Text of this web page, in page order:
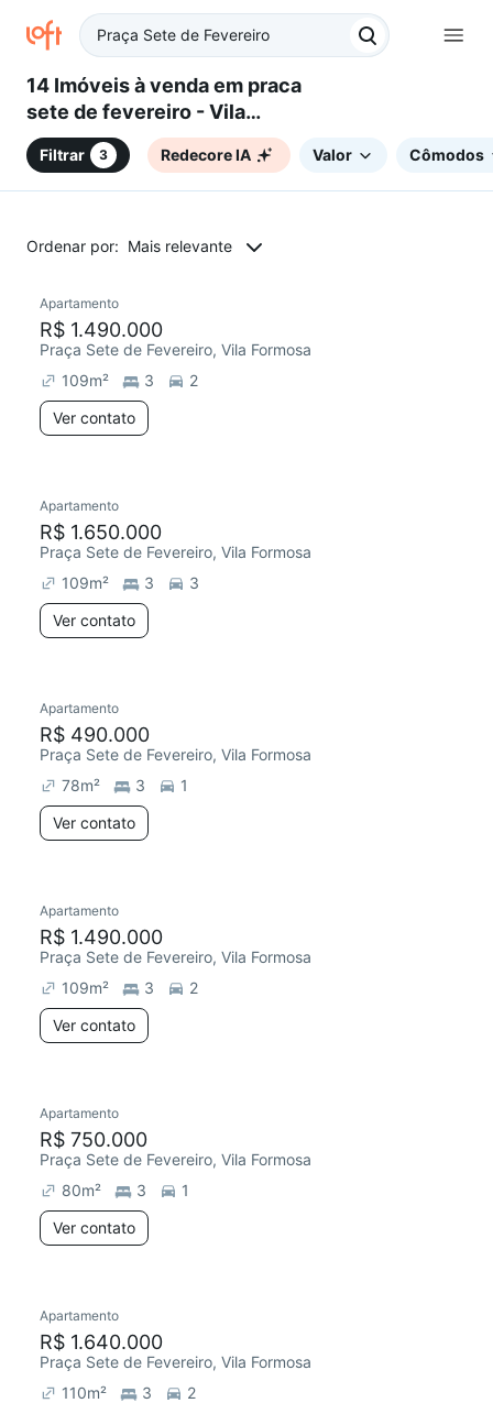
14 Imóveis à venda em praca
sete de fevereiro - Vila
Formosa, São Paulo, SP
Filtrar 3 Redecore IA Valor Cômodos
Ordenar por: Mais relevante
Redecorar
Apartamento
R$ 1.490.000
Praça Sete de Fevereiro, Vila Formosa
109m² 3
2
Ver contato
Redecorar
Apartamento
R$ 1.650.000
Praça Sete de Fevereiro, Vila Formosa
109m² 3
3
Ver contato
Redecorar
Apartamento
R$ 490.000
Praça Sete de Fevereiro, Vila Formosa
78m² 3
1
Ver contato
Redecorar
Apartamento
R$ 1.490.000
Praça Sete de Fevereiro, Vila Formosa
109m² 3
2
Ver contato
Redecorar
Apartamento
R$ 750.000
Praça Sete de Fevereiro, Vila Formosa
80m² 3
1
Ver contato
Redecorar
Apartamento
R$ 1.640.000
Praça Sete de Fevereiro, Vila Formosa
110m² 3
2